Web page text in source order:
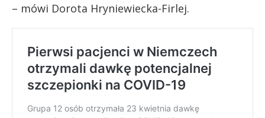
– mówi Dorota Hryniewiecka-Firlej.